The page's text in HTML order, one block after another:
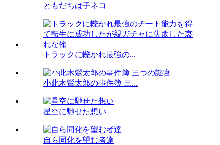
ともだちは子ネコ
トラックに轢かれ最強の...
小此木鶯太郎の事件簿 三...
星空に馳せた想い
自ら同化を望む者達